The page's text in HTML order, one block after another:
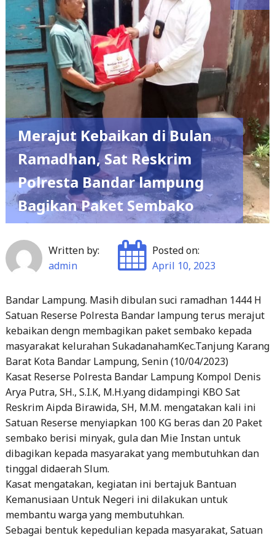
Merajut Kebaikan di Bulan
Ramadhan, Sat Reskrim
Polresta Bandar lampung
Bagikan Paket Sembako
Written by:
admin
Posted on:
April 10, 2023
Bandar Lampung. Masih dibulan suci ramadhan 1444 H
Satuan Reserse Polresta Bandar lampung terus merajut
kebaikan dengn membagikan paket sembako kepada
masyarakat kelurahan SukadanahamKec.Tanjung Karang
Barat Kota Bandar Lampung, Senin (10/04/2023)
Kasat Reserse Polresta Bandar Lampung Kompol Denis
Arya Putra, SH., S.I.K, M.H.yang didampingi KBO Sat
Reskrim Aipda Birawida, SH, M.M. mengatakan kali ini
Satuan Reserse menyiapkan 100 KG beras dan 20 Paket
sembako berisi minyak, gula dan Mie Instan untuk
dibagikan kepada masyarakat yang membutuhkan dan
tinggal didaerah Slum.
Kasat mengatakan, kegiatan ini bertajuk Bantuan
Kemanusiaan Untuk Negeri ini dilakukan untuk
membantu warga yang membutuhkan.
Sebagai bentuk kepedulian kepada masyarakat, Satuan